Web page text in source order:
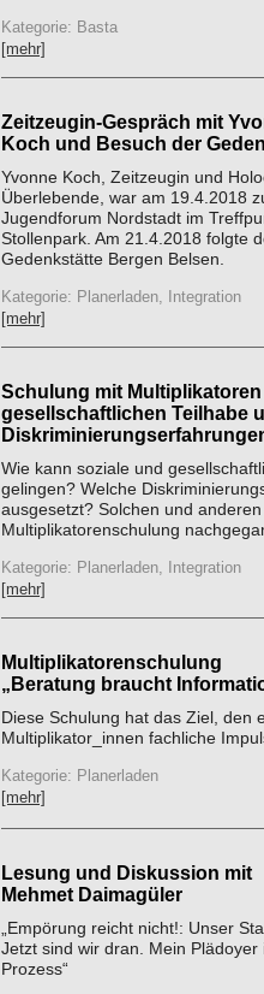
Kategorie: Basta
[mehr]
Zeitzeugin-Gespräch mit
Koch und Besuch der
Yvonne Koch, Zeitzeugin und
Überlebende, war am 19.4.2018
Jugendforum Nordstadt im
Stollenpark. Am 21.4.2018 folgte
Gedenkstätte Bergen Belsen.
Kategorie: Planerladen, Integration
[mehr]
Schulung mit
gesellschaftlichen Teilhabe
Wie kann soziale und
gelingen? Welche
ausgesetzt? Solchen und
Multiplikatorenschulung
Kategorie: Planerladen, Integration
[mehr]
Multiplikatorenschulung
„Beratung braucht
Diese Schulung hat das Ziel, den
Multiplikator_innen fachliche
Kategorie: Planerladen
[mehr]
Lesung und Diskussion mit
Mehmet Daimagüler
„Empörung reicht nicht!: Unser
Jetzt sind wir dran. Mein Plädoyer
Prozess“